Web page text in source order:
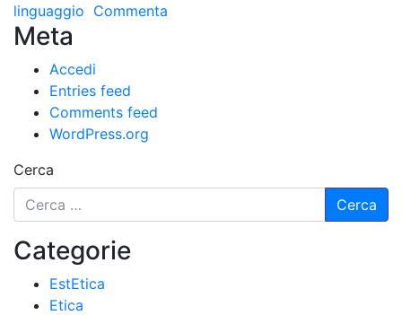
linguaggio Commenta
Meta
Accedi
Entries feed
Comments feed
WordPress.org
Cerca
Categorie
EstEtica
Etica